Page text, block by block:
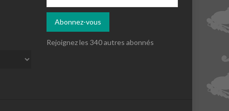
mail
Abonnez-vous
Rejoignez les 340 autres abonnés